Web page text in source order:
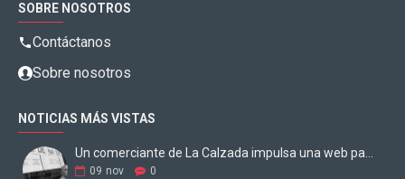
SOBRE NOSOTROS
Contáctanos
Sobre nosotros
NOTICIAS MÁS VISTAS
Un comerciante de La Calzada impulsa una web para digitalizar los negocios
09 nov 0